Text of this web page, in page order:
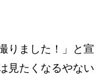
りました！」と宣
見たくなるやない